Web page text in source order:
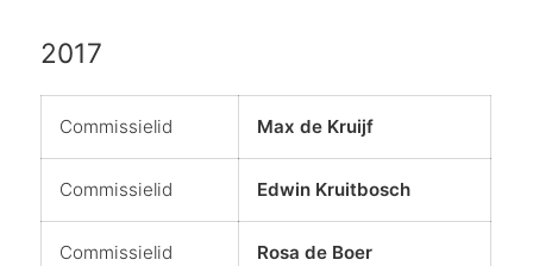
2017
Commissielid Max de Kruijf
Commissielid Edwin Kruitbosch
Commissielid Rosa de Boer